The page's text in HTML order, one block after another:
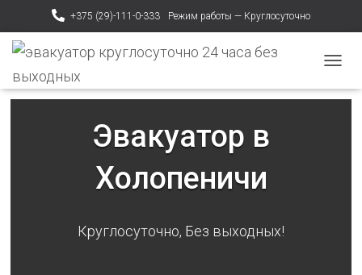
+375 (29)-111-0-333 Режим работы — Круглосуточно
Эвакуатор в
Холопеничи
Круглосуточно, Без выходных!